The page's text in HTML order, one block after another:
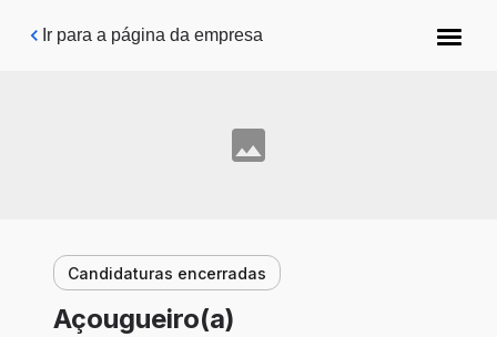
Pular para o conteúdo principal
Ir para a página da empresa
Candidaturas encerradas
Açougueiro(a)